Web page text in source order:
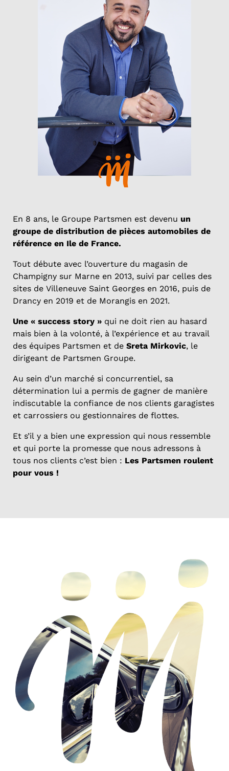
En 8 ans, le Groupe Partsmen est devenu un
groupe de distribution de pièces automobiles de
référence en Ile de France.
Tout débute avec l’ouverture du magasin de
Champigny sur Marne en 2013, suivi par celles des
sites de Villeneuve Saint Georges en 2016, puis de
Drancy en 2019 et de Morangis en 2021.
Une « success story » qui ne doit rien au hasard
mais bien à la volonté, à l’expérience et au travail
des équipes Partsmen et de Sreta Mirkovic, le
dirigeant de Partsmen Groupe.
Au sein d’un marché si concurrentiel, sa
détermination lui a permis de gagner de manière
indiscutable la confiance de nos clients garagistes
et carrossiers ou gestionnaires de flottes.
Et s’il y a bien une expression qui nous ressemble
et qui porte la promesse que nous adressons à
tous nos clients c’est bien : Les Partsmen roulent
pour vous !